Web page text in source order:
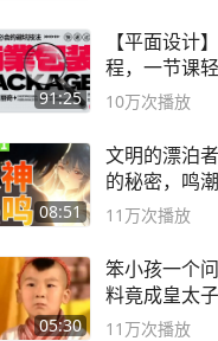
91:25
【平面设计
程，一节课
流程！
10万次播放
08:51
文明的漂泊
的秘密，鸣
11万次播放
05:30
笨小孩一个
料竟成皇太
死
11万次播放